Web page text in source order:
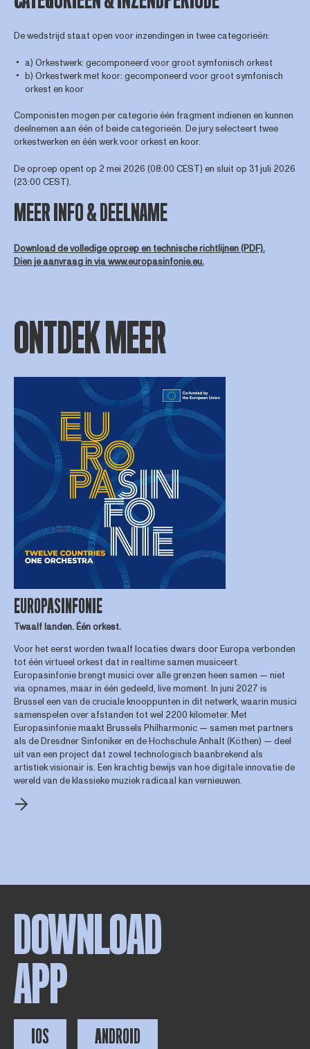
De wedstrijd staat open voor inzendingen in twee categorieën:
a) Orkestwerk: gecomponeerd voor groot symfonisch orkest
b) Orkestwerk met koor: gecomponeerd voor groot symfonisch
orkest en koor
Componisten mogen per categorie één fragment indienen en kunnen
deelnemen aan één of beide categorieën. De jury selecteert twee
orkestwerken en één werk voor orkest en koor.
De oproep opent op 2 mei 2026 (08:00 CEST) en sluit op 31 juli 2026
(23:00 CEST).
MEER INFO & DEELNAME
Download de volledige oproep en technische richtlijnen (PDF).
Dien je aanvraag in via www.europasinfonie.eu.
ONTDEK MEER
EUROPASINFONIE
Twaalf landen. Één orkest.
Voor het eerst worden twaalf locaties dwars door Europa verbonden
tot één virtueel orkest dat in realtime samen musiceert.
Europasinfonie brengt musici over alle grenzen heen samen — niet
via opnames, maar in één gedeeld, live moment. In juni 2027 is
Brussel een van de cruciale knooppunten in dit netwerk, waarin musici
samenspelen over afstanden tot wel 2200 kilometer. Met
Europasinfonie maakt Brussels Philharmonic — samen met partners
als de Dresdner Sinfoniker en de Hochschule Anhalt (Köthen) — deel
uit van een project dat zowel technologisch baanbrekend als
artistiek visionair is. Een krachtig bewijs van hoe digitale innovatie de
wereld van de klassieke muziek radicaal kan vernieuwen.
DOWNLOAD
APP
IOS ANDROID